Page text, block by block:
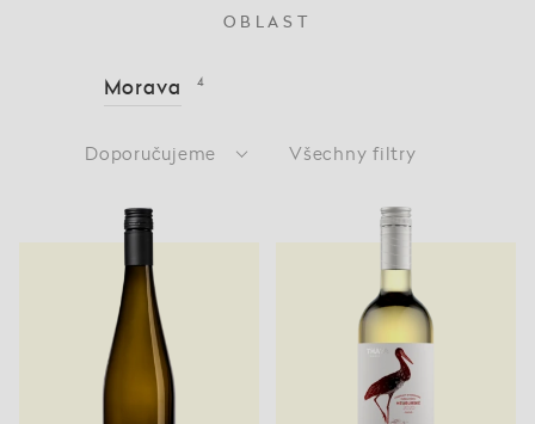
OBLAST
Morava 4
Doporučujeme Všechny filtry